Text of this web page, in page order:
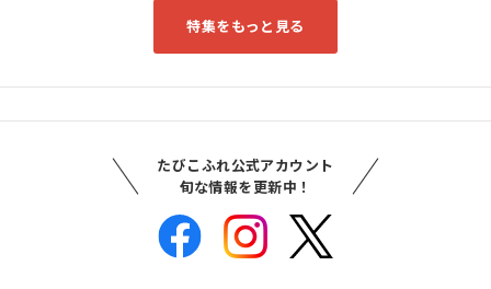
特集をもっと見る
たびこふれ公式アカウント
旬な情報を更新中！